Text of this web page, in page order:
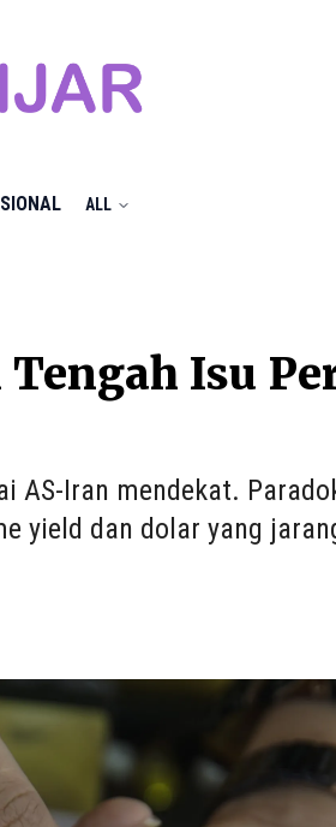
ALL
Isu
AS-Iran mendekat.
yield dan dolar yang